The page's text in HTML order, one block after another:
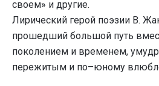
своем» и другие.
Лирический герой поэзии В.
прошедший большой путь
поколением и временем,
пережитым и по–юному